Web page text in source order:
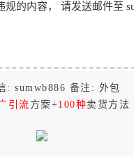
的内容， 请发送邮件至
: sumwb886 备注: 外包
引流 方案+100种卖货方法